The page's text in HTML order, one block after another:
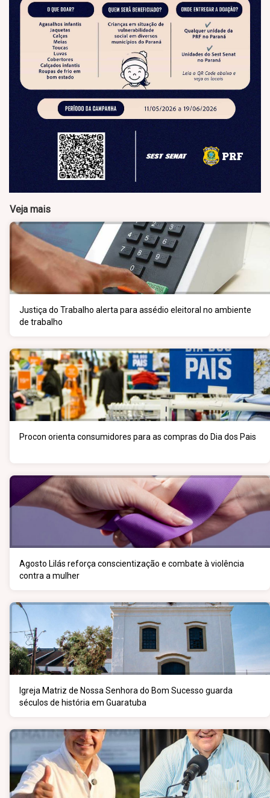
Veja mais
Justiça do Trabalho alerta para assédio eleitoral no ambiente
de trabalho
Procon orienta consumidores para as compras do Dia dos Pais
Agosto Lilás reforça conscientização e combate à violência
contra a mulher
Igreja Matriz de Nossa Senhora do Bom Sucesso guarda
séculos de história em Guaratuba